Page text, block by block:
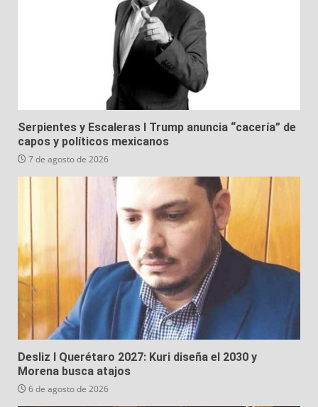
Serpientes y Escaleras I Trump anuncia “cacería” de
capos y políticos mexicanos
7 de agosto de 2026
Desliz I Querétaro 2027: Kuri diseña el 2030 y
Morena busca atajos
6 de agosto de 2026